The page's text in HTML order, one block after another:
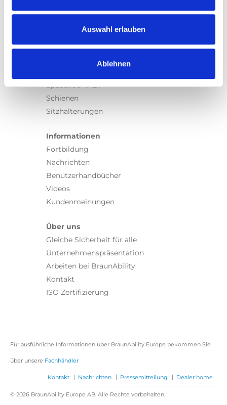
Auswahl erlauben
Ablehnen
Rollstuhllifte
Spacefloor® LX
Schienen
Sitzhalterungen
Informationen
Fortbildung
Nachrichten
Benutzerhandbücher
Videos
Kundenmeinungen
Über uns
Gleiche Sicherheit für alle
Unternehmenspräsentation
Arbeiten bei BraunAbility
Kontakt
ISO Zertifizierung
Für ausführliche Informationen über BraunAbility Europe bekommen Sie
über unsere Fachhändler
Kontakt | Nachrichten | Pressemitteilung | Dealer home
© 2026 BraunAbility Europe AB. Alle Rechte vorbehalten.